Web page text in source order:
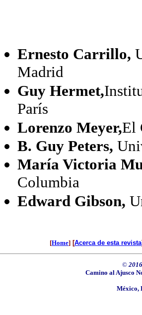
Ernesto Carrillo,
Madrid
Guy Hermet,
París
Lorenzo Meyer,El
B. Guy Peters,
María Victoria
Columbia
Edward Gibson,
[Home] [Acerca de esta revista
©
Camino al Ajusco
México,